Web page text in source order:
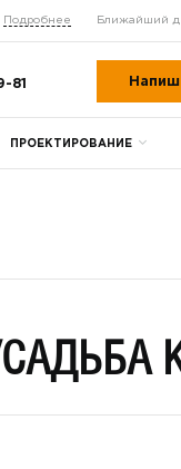
Подробнее Ближайший
81
ПРОЕКТИРОВАНИЕ